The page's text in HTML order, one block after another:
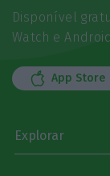
Disponível
Watch e Android
App Store
Explorar